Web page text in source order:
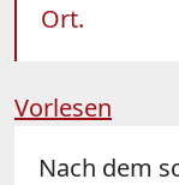
Ort.
Vorlesen
Nach dem